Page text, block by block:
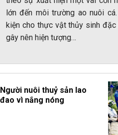
lớn đến môi trường ao nuôi
kiện cho thực vật thủy sinh
gây nên hiện tượng…
Người nuôi thuỷ sản lao
đao vì nắng nóng